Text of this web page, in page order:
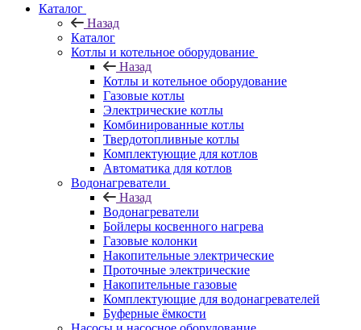
Каталог
Назад
Каталог
Котлы и котельное оборудование
Назад
Котлы и котельное оборудование
Газовые котлы
Электрические котлы
Комбинированные котлы
Твердотопливные котлы
Комплектующие для котлов
Автоматика для котлов
Водонагреватели
Назад
Водонагреватели
Бойлеры косвенного нагрева
Газовые колонки
Накопительные электрические
Проточные электрические
Накопительные газовые
Комплектующие для водонагревателей
Буферные ёмкости